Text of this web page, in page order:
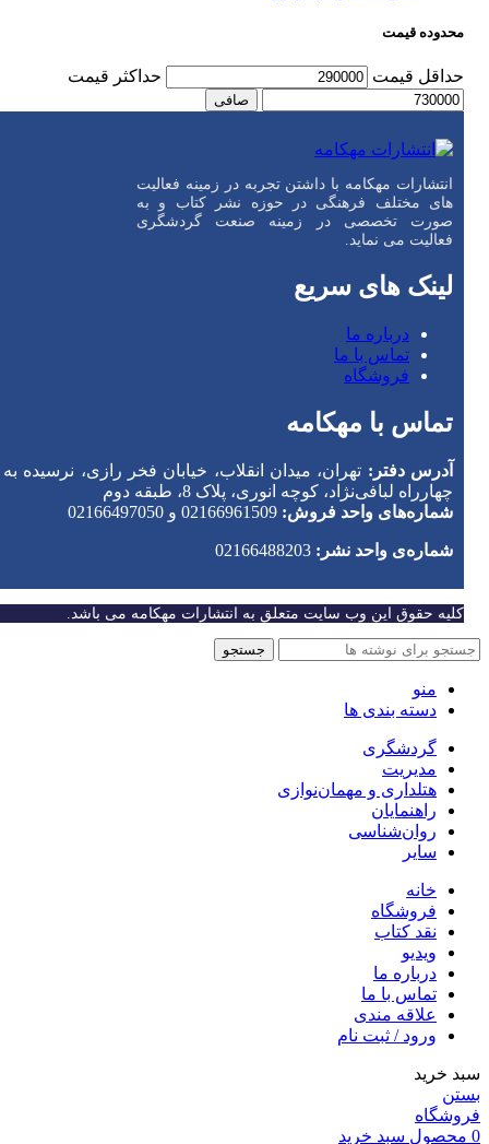
محدوده قیمت
حداقل قیمت حداكثر قيمت
صافی
انتشارات مهکامه با داشتن تجربه در زمینه فعالیت
های مختلف فرهنگی در حوزه نشر کتاب و به
صورت تخصصی در زمینه صنعت گردشگری
فعالیت می نماید.
لینک های سریع
درباره ما
تماس با ما
فروشگاه
تماس با مهکامه
آدرس دفتر: تهران، میدان انقلاب، خیابان فخر رازی، نرسیده به
چهارراه لبافی‌نژاد، کوچه انوری، پلاک 8، طبقه دوم
شماره‌های واحد فروش: 02166961509 و 02166497050
شماره‌‌ی واحد نشر:
کلیه حقوق این وب سایت متعلق به انتشارات مهکامه می باشد.
جستجو
منو
دسته بندی ها
گردشگری
مدیریت
هتلداری و مهمان‌نوازی
راهنمایان
روان‌شناسی
سایر
خانه
فروشگاه
نقد کتاب
ویدیو
درباره‌ ما
تماس با ما
علاقه مندی
ورود / ثبت نام
سبد خرید
بستن
فروشگاه
0 محصول سبد خرید